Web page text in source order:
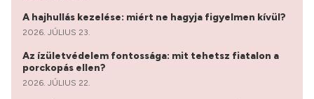
A hajhullás kezelése: miért ne hagyja figyelmen kívül?
2026. JÚLIUS 23.
Az ízületvédelem fontossága: mit tehetsz fiatalon a
porckopás ellen?
2026. JÚLIUS 22.